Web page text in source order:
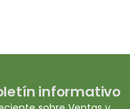
informativo